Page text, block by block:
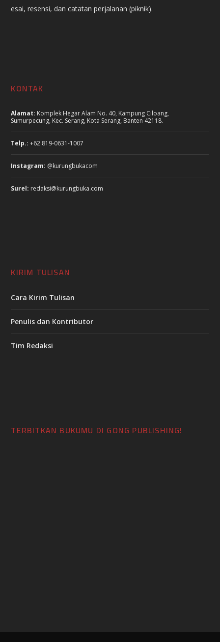
esai, resensi, dan catatan perjalanan (piknik).
KONTAK
Alamat: Komplek Hegar Alam No. 40, Kampung Ciloang,
Sumurpecung, Kec. Serang, Kota Serang, Banten 42118.
Telp.: +62 819-0631-1007
Instagram: @kurungbukacom
Surel: redaksi@kurungbuka.com
KIRIM TULISAN
Cara Kirim Tulisan
Penulis dan Kontributor
Tim Redaksi
TERBITKAN BUKUMU DI GONG PUBLISHING!